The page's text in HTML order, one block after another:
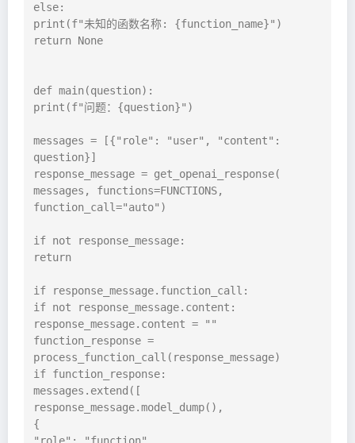
else:
print(f"未知的函数名称: {function_name}")
return None
def main(question):
print(f"问题：{question}")
messages = [{"role": "user", "content":
question}]
response_message = get_openai_response(
messages, functions=FUNCTIONS,
function_call="auto")
if not response_message:
return
if response_message.function_call:
if not response_message.content:
response_message.content = ""
function_response =
process_function_call(response_message)
if function_response:
messages.extend([
response_message.model_dump(),
{